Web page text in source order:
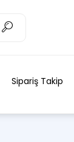
Sipariş Takip